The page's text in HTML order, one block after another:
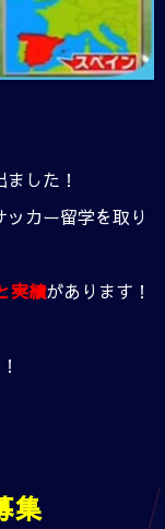
した！
カー留学を取り
実績があります！
集